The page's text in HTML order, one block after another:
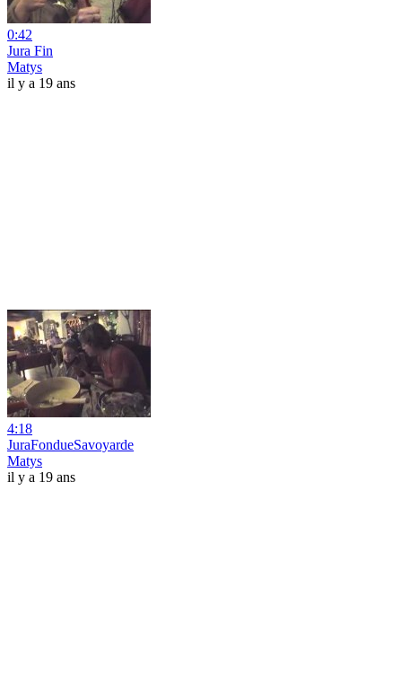
0:42
Jura Fin
Matys
il y a 19 ans
4:18
JuraFondueSavoyarde
Matys
il y a 19 ans